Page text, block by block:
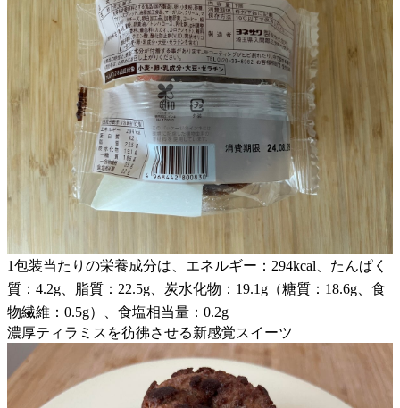
1包装当たりの栄養成分は、エネルギー：294kcal、たんぱく
質：4.2g、脂質：22.5g、炭水化物：19.1g（糖質：18.6g、食
物繊維：0.5g）、食塩相当量：0.2g
濃厚ティラミスを彷彿させる新感覚スイーツ